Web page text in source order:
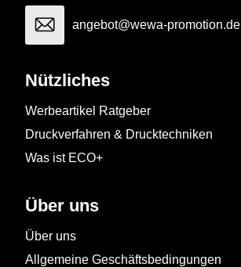
angebot@wewa-promotion.de
Nützliches
Werbeartikel Ratgeber
Druckverfahren & Drucktechniken
Was ist ECO+
Über uns
Über uns
Allgemeine Geschäftsbedingungen